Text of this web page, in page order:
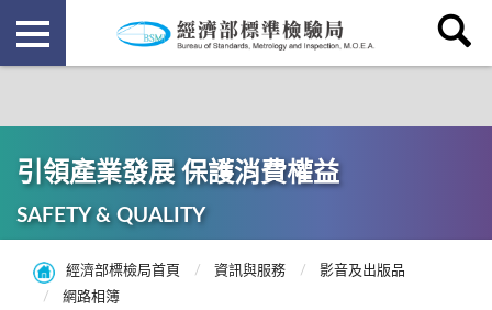
引領產業發展 保護消費權益
SAFETY & QUALITY
經濟部標檢局首頁 資訊與服務
影音及出版品
網路相簿